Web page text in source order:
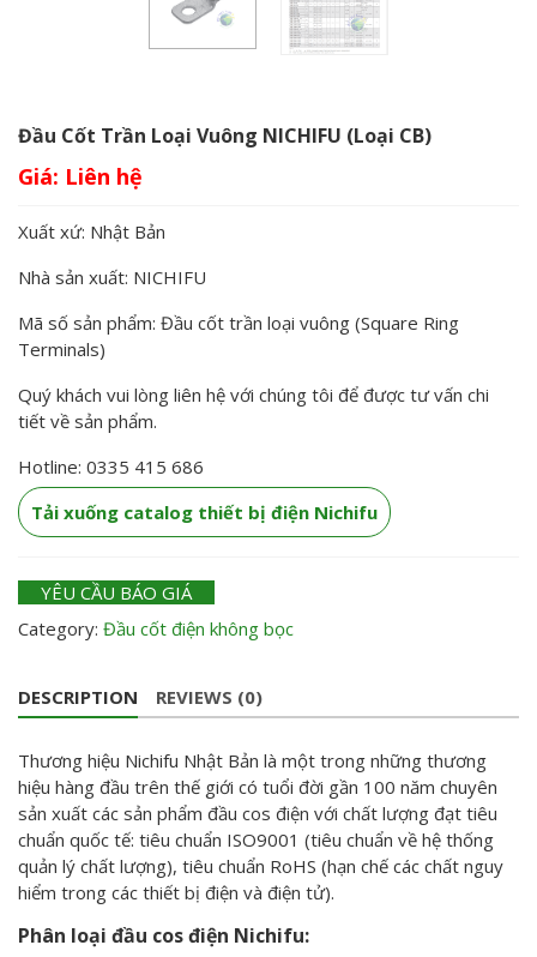
Đầu Cốt Trần Loại Vuông NICHIFU (loại CB)
Giá:
Xuất xứ: Nhật Bản
Nhà sản xuất: NICHIFU
Mã số sản phẩm: Đầu cốt trần loại vuông (Square Ring
Terminals)
Quý khách vui lòng liên hệ với chúng tôi để được tư vấn chi
tiết về sản phẩm.
Hotline: 0335 415 686
Tải xuống catalog thiết bị điện Nichifu
YÊU CẦU BÁO GIÁ
Category: Đầu cốt điện không bọc
DESCRIPTION REVIEWS (0)
Thương hiệu Nichifu Nhật Bản là một trong những thương
hiệu hàng đầu trên thế giới có tuổi đời gần 100 năm chuyên
sản xuất các sản phẩm đầu cos điện với chất lượng đạt tiêu
chuẩn quốc tế: tiêu chuẩn ISO9001 (tiêu chuẩn về hệ thống
quản lý chất lượng), tiêu chuẩn RoHS (hạn chế các chất nguy
hiểm trong các thiết bị điện và điện tử).
Phân loại đầu cos điện Nichifu: